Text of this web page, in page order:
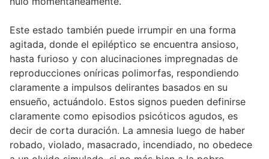
Este estado también puede irrumpir en una forma
agitada, donde el epiléptico se encuentra ansioso,
hasta furioso y con alucinaciones impregnadas de
reproducciones oníricas polimorfas, respondiendo
claramente a impulsos delirantes basados en su
ensueño, actuándolo. Estos signos pueden definirse
claramente como episodios psicóticos agudos, es
decir de corta duración. La amnesia luego de haber
robado, violado, masacrado, incendiado, no obedece